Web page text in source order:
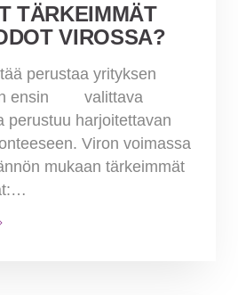
TÄRKEIMMÄT
VIROSSA?
perustaa yrityksen
ensin valittava
perustuu harjoitettavan
Viron voimassa
mukaan tärkeimmät